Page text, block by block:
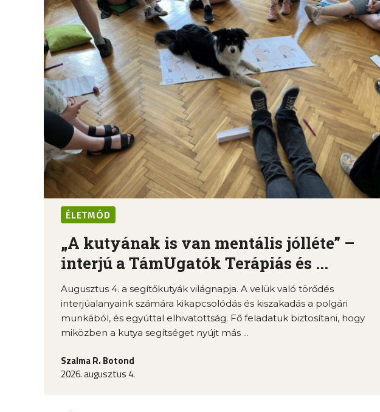
ÉLETMÓD
„A kutyának is van mentális jólléte” –
interjú a TámUgatók Terápiás és ...
Augusztus 4. a segítőkutyák világnapja. A velük való törődés
interjúalanyaink számára kikapcsolódás és kiszakadás a polgári
munkából, és egyúttal elhivatottság. Fő feladatuk biztosítani, hogy
miközben a kutya segítséget nyújt más ...
Szalma R. Botond
2026. augusztus 4.